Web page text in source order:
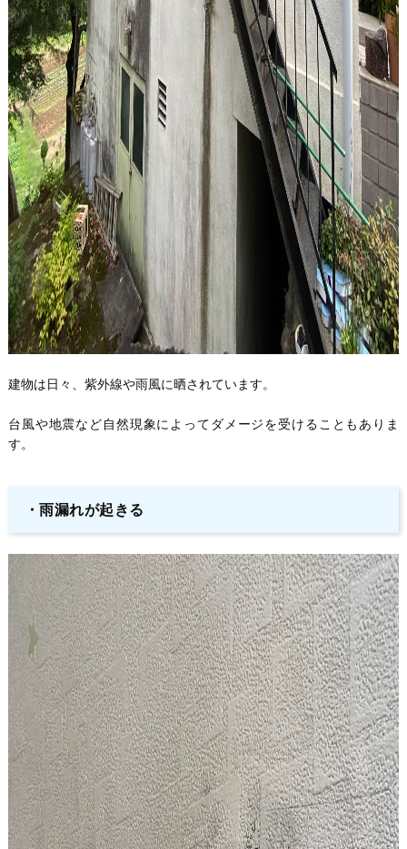
建物は日々、紫外線や雨風に晒されています。
台風や地震など自然現象によってダメージを受けることもありま
す。
・雨漏れが起きる